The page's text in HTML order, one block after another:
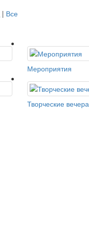
| Все
Мероприятия
Творческие вечера